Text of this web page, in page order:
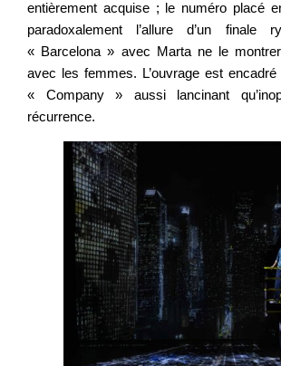
entièrement acquise ; le numéro placé
paradoxalement l’allure d’un finale
« Barcelona » avec Marta ne le
avec les femmes. L’ouvrage est
« Company » aussi lancinant
récurrence.